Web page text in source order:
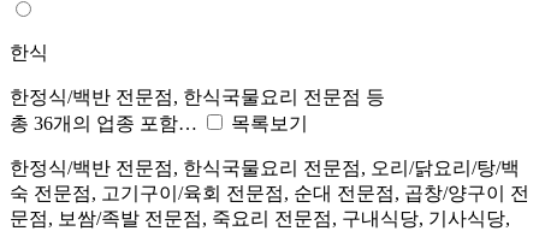
한식
한정식/백반 전문점, 한식국물요리 전문점 등
총 36개의 업종 포함…
목록보기
한정식/백반 전문점, 한식국물요리 전문점, 오리/닭요리/탕/백
숙 전문점, 고기구이/육회 전문점, 순대 전문점, 곱창/양구이 전
문점, 보쌈/족발 전문점, 죽요리 전문점, 구내식당, 기사식당,